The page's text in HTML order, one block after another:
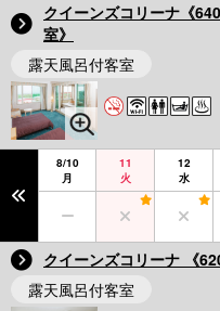
クイーンズコリーナ《
室》
露天風呂付客室
8/10
月
11
火
12
水
クイーンズコリーナ 《
露天風呂付客室